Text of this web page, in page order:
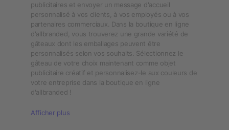
publicitaires et envoyer un message d'accueil
personnalisé à vos clients, à vos employés ou à vos
partenaires commerciaux. Dans la boutique en ligne
d'allbranded, vous trouverez une grande variété de
gâteaux dont les emballages peuvent être
personnalisés selon vos souhaits. Sélectionnez le
gâteau de votre choix maintenant comme objet
publicitaire créatif et personnalisez-le aux couleurs de
votre entreprise dans la boutique en ligne
d'allbranded !
Afficher plus